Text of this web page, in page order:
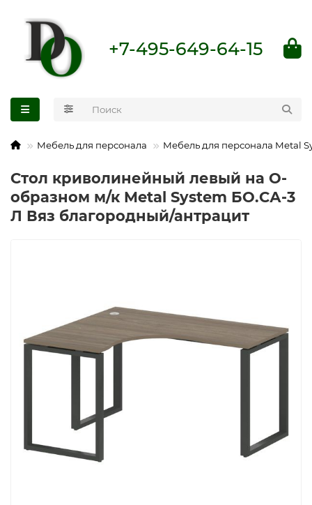
+7-495-649-64-15
Мебель для персонала Мебель для персонала Metal
Стол криволинейный левый на О-
образном м/к Metal System БО.СА-3
Л Вяз благородный/антрацит